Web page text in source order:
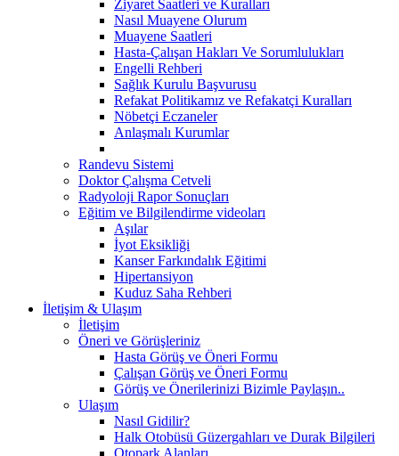
Ziyaret Saatleri ve Kuralları
Nasıl Muayene Olurum
Muayene Saatleri
Hasta-Çalışan Hakları Ve Sorumlulukları
Engelli Rehberi
Sağlık Kurulu Başvurusu
Refakat Politikamız ve Refakatçi Kuralları
Nöbetçi Eczaneler
Anlaşmalı Kurumlar
Randevu Sistemi
Doktor Çalışma Cetveli
Radyoloji Rapor Sonuçları
Eğitim ve Bilgilendirme videoları
Aşılar
İyot Eksikliği
Kanser Farkındalık Eğitimi
Hipertansiyon
Kuduz Saha Rehberi
İletişim & Ulaşım
İletişim
Öneri ve Görüşleriniz
Hasta Görüş ve Öneri Formu
Çalışan Görüş ve Öneri Formu
Görüş ve Önerilerinizi Bizimle Paylaşın..
Ulaşım
Nasıl Gidilir?
Halk Otobüsü Güzergahları ve Durak Bilgileri
Otopark Alanları